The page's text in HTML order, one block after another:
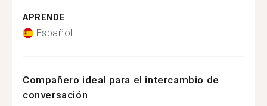
APRENDE
Español
Compañero ideal para el intercambio de
conversación